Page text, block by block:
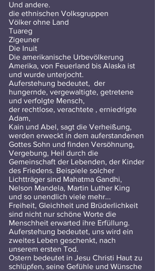
Und andere.
die ethnischen Volksgruppen
Völker ohne Land
Tuareg
Zigeuner
Die Inuit
Die amerikanische Urbevölkerung
Amerika, von Feuerland bis Alaska ist
und wurde unterjocht.
Auferstehung bedeutet,  der
hungernde, vergewaltigte, getretene
und verfolgte Mensch,
der rechtlose, verachtete , erniedrigte
Adam,
Kain und Abel, sagt die Verheißung,
werden erweckt in dem auferstandenen
Gottes Sohn und finden Versöhnung,
Vergebung, Heil durch die
Gemeinschaft der Lebenden, der Kinder
des Friedens. Beispiele solcher
Lichtträger sind Mahatma Gandhi,
Nelson Mandela, Martin Luther King
und so unendlich viele mehr...
Freiheit, Gleichheit und Brüderlichkeit
sind nicht nur schöne Worte die
Menschheit erwarted ihre Erfüllung.
Auferstehung bedeutet, uns wird ein
zweites Leben geschenkt, nach
unserem ersten Tod.
Ostern bedeutet in Jesu Christi Haut zu
schlüpfen, seine Gefühle und Wünsche